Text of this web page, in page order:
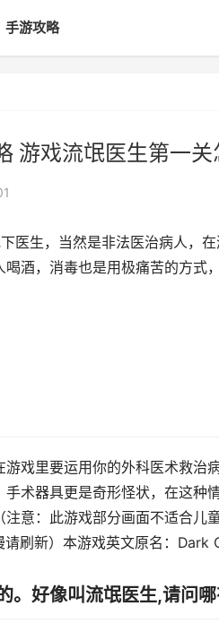
手游攻略
游戏流氓医生第一关
医生，当然是非法医治病人，
酒，消毒也是用极痛苦的方式
戏里要运用你的外科医术救治
术器具更是奇形怪状，在这种
意：此游戏部分画面不适合儿
刷新）本游戏英文原名：Dark
。好像叫流氓医生,请问